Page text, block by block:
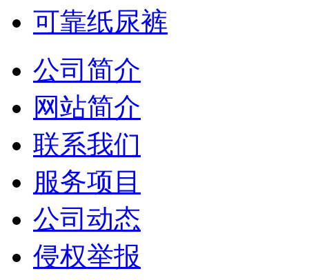
可靠纸尿裤
公司简介
网站简介
联系我们
服务项目
公司动态
侵权举报